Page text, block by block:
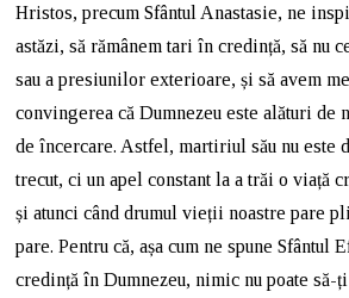
Hristos, precum Sfântul Anastasie, ne
astăzi, să rămânem tari în credință, să nu
sau a presiunilor exterioare, și să avem
convingerea că Dumnezeu este alături de
de încercare. Astfel, martiriul său nu este
trecut, ci un apel constant la a trăi o viață
și atunci când drumul vieții noastre pare
pare. Pentru că, așa cum ne spune Sfântul
credință în Dumnezeu, nimic nu poate să-